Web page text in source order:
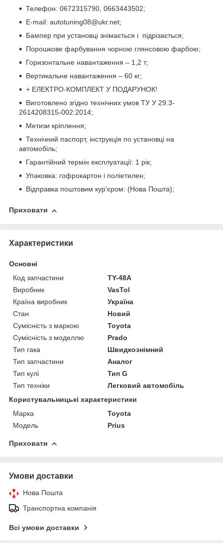
Телефон: 0672315790, 0663443502;
Е-mail: autotuning08@ukr.net;
Бампер при установці знімається і підрізається;
Порошкове фарбування чорною глянсовою фарбою;
Горизонтальне навантаження – 1,2 т;
Вертикальне навантаження – 60 кг;
+ ЕЛЕКТРО-КОМПЛЕКТ У ПОДАРУНОК!
Виготовлено згідно технічних умов ТУ У 29.3-
2614208315-002:2014;
Метизи кріплення;
Технічний паспорт, інструкція по установці на
автомобіль;
Гарантійний термін експлуатації: 1 рік;
Упаковка: гофрокартон і поліетилен;
Відправка поштовим кур'єром: (Нова Пошта);
Приховати
Характеристики
Основні
Код запчастини
TY-48A
Виробник
VasTol
Країна виробник
Україна
Стан
Новий
Сумісність з маркою
Toyota
Сумісність з моделлю
Prado
Тип гака
Швидкознімний
Тип запчастини
Аналог
Тип кулі
Тип G
Тип техніки
Легковий автомобіль
Користувальницькі характеристики
Марка
Toyota
Мoдель
Prius
Приховати
Умови доставки
Нова Пошта
Транспортна компанія
Всі умови доставки